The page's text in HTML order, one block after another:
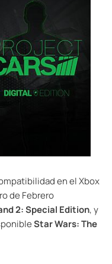
en el Xbox
de Febrero
2: Special Edition, y
Star Wars: The